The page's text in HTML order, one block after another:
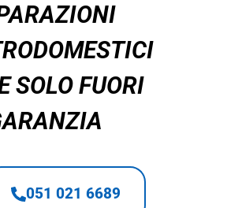
SOLO FUORI
051 021 6689